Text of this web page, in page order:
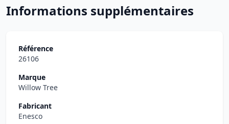
Informations supplémentaires
Référence
26106
Marque
Willow Tree
Fabricant
Enesco